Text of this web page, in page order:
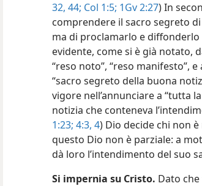
32, 44; Col 1:5; 1Gv 2:27) In
comprendere il sacro segreto
ma di proclamarlo e
evidente, come si è già notato,
“reso noto”, “reso manifesto”,
“sacro segreto della buona
vigore nell’annunciare a “tutta
notizia che conteneva
1:23; 4:3, 4) Dio decide chi non
questo Dio non è parziale: a
dà loro l’intendimento del suo
Si impernia su Cristo. Dato